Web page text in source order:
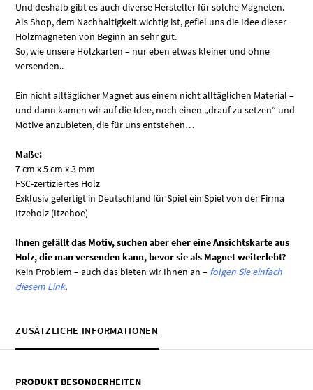
Und deshalb gibt es auch diverse Hersteller für solche Magneten.
Als Shop, dem Nachhaltigkeit wichtig ist, gefiel uns die Idee dieser
Holzmagneten von Beginn an sehr gut.
So, wie unsere Holzkarten – nur eben etwas kleiner und ohne
versenden..
Ein nicht alltäglicher Magnet aus einem nicht alltäglichen Material –
und dann kamen wir auf die Idee, noch einen „drauf zu setzen“ und
Motive anzubieten, die für uns entstehen…
Maße:
7 cm x 5 cm x 3 mm
FSC-zertiziertes Holz
Exklusiv gefertigt in Deutschland für Spiel ein Spiel von der Firma
Itzeholz (Itzehoe)
Ihnen gefällt das Motiv, suchen aber eher eine Ansichtskarte aus
Holz, die man versenden kann, bevor sie als Magnet weiterlebt?
Kein Problem – auch das bieten wir Ihnen an – folgen Sie einfach
diesem Link.
ZUSÄTZLICHE INFORMATIONEN
PRODUKT BESONDERHEITEN